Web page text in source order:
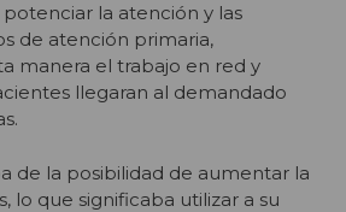
la atención y las
de atención primaria,
manera el trabajo en red y
llegaran al demandado
de la posibilidad de aumentar la
lo que significaba utilizar a su